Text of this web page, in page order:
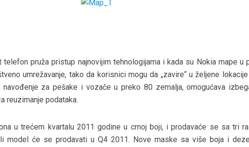
telefon pruža pristup najnovijim tehnologijama i kada su Nokia mape u
umrežavanje, tako da korisnici mogu da „zavire“ u željene
za pešake i vozače u preko 80 zemalja, omogućava
reuzimanje podataka.
u trećem kvartalu 2011 godine u crnoj boji, i prodavaće se sa tri
model će se prodavati u Q4 2011. Nove maske sa više boja i